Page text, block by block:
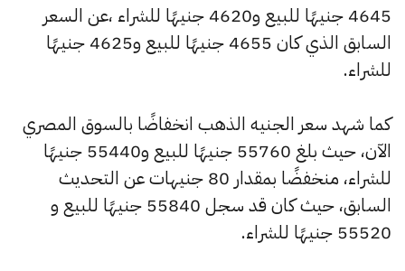
4645 جنيهًا للبيع و4620 جنيهًا للشراء ،عن السعر
السابق الذي كان 4655 جنيهًا للبيع و4625 جنيهًا
للشراء.
كما شهد سعر الجنيه الذهب انخفاضًا بالسوق المصري
الآن، حيث بلغ 55760 جنيهًا للبيع و55440 جنيهًا
للشراء، منخفضًا بمقدار 80 جنيهات عن التحديث
السابق، حيث كان قد سجل 55840 جنيهًا للبيع و
55520 جنيهًا للشراء.